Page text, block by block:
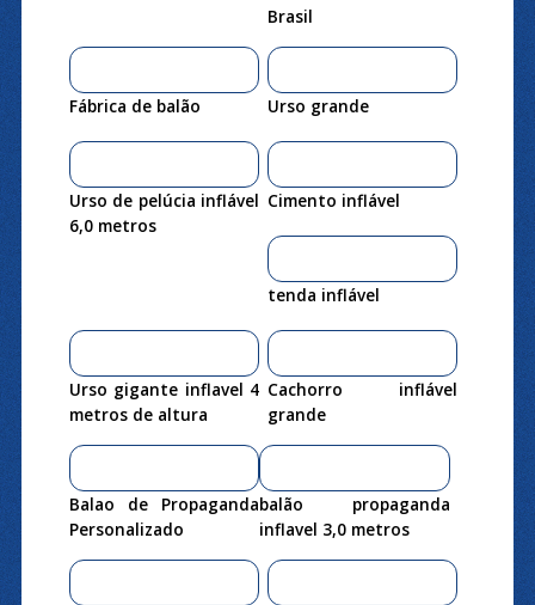
Brasil
Fábrica de balão Urso grande
Urso de pelúcia inflável
6,0 metros
Cimento inflável
tenda inflável
Urso gigante inflavel 4
metros de altura
Cachorro inflável
grande
Balao de Propaganda
Personalizado
balão propaganda
inflavel 3,0 metros